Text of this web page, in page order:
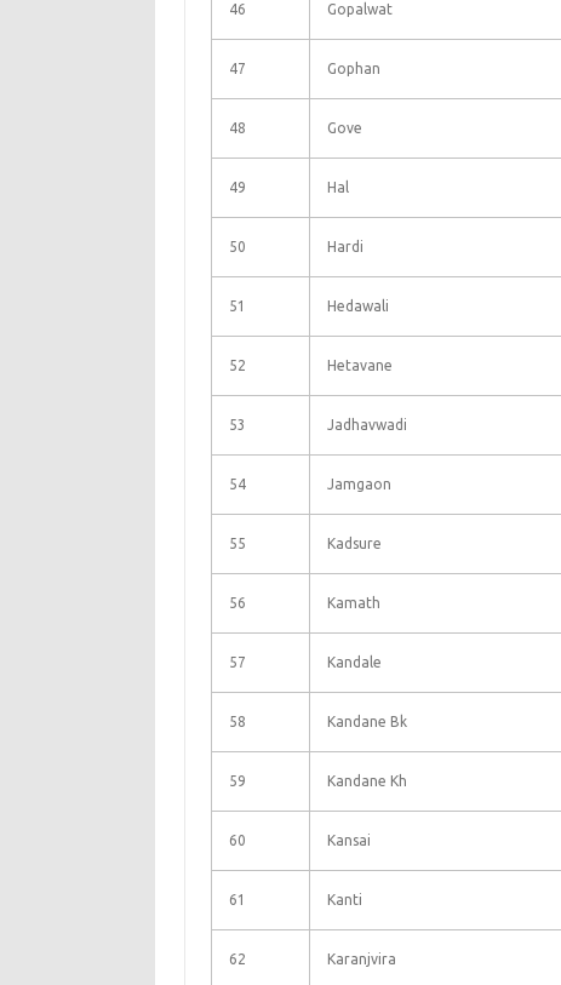
46 Gopalwat
47 Gophan
48 Gove
49 Hal
50 Hardi
51 Hedawali
52 Hetavane
53 Jadhavwadi
54 Jamgaon
55 Kadsure
56 Kamath
57 Kandale
58 Kandane Bk
59 Kandane Kh
60 Kansai
61 Kanti
62 Karanjvira